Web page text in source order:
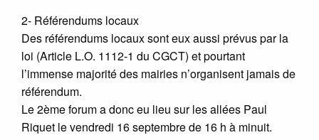
2- Référendums locaux
Des référendums locaux sont eux aussi prévus par la
loi (Article L.O. 1112-1 du CGCT) et pourtant
l’immense majorité des mairies n’organisent jamais de
référendum.
Le 2ème forum a donc eu lieu sur les allées Paul
Riquet le vendredi 16 septembre de 16 h à minuit.